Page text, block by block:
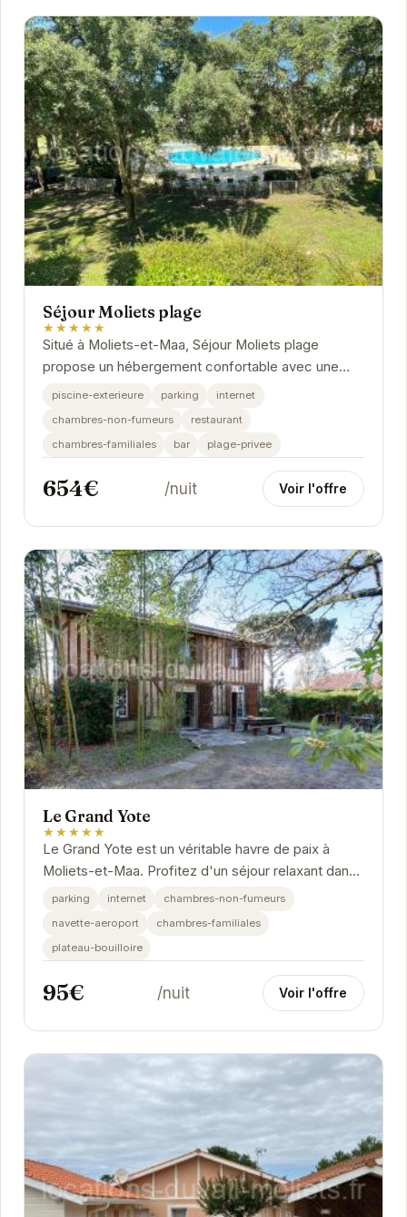
Séjour Moliets plage
★★★★★
Situé à Moliets-et-Maa, Séjour Moliets plage
propose un hébergement confortable avec une
variété d'équipements pour un séjour agréable....
piscine-exterieure parking
internet
chambres-non-fumeurs
restaurant
chambres-familiales
bar plage-privee
654€ /nuit Voir l'offre
Le Grand Yote
★★★★★
Le Grand Yote est un véritable havre de paix à
Moliets-et-Maa. Profitez d'un séjour relaxant dans
cet hôtel confortable et convivial.
parking internet
chambres-non-fumeurs
navette-aeroport
chambres-familiales
plateau-bouilloire
95€ /nuit Voir l'offre